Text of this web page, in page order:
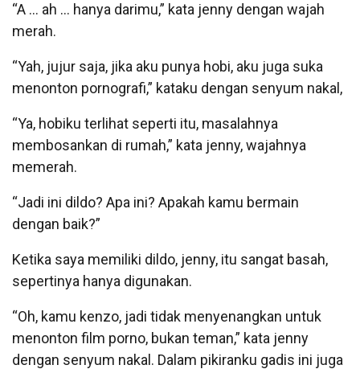
“A … ah … hanya darimu,” kata jenny dengan wajah
merah.
“Yah, jujur ​​saja, jika aku punya hobi, aku juga suka
menonton pornografi,” kataku dengan senyum nakal,
“Ya, hobiku terlihat seperti itu, masalahnya
membosankan di rumah,” kata jenny, wajahnya
memerah.
“Jadi ini dildo? Apa ini? Apakah kamu bermain
dengan baik?”
Ketika saya memiliki dildo, jenny, itu sangat basah,
sepertinya hanya digunakan.
“Oh, kamu kenzo, jadi tidak menyenangkan untuk
menonton film porno, bukan teman,” kata jenny
dengan senyum nakal. Dalam pikiranku gadis ini juga